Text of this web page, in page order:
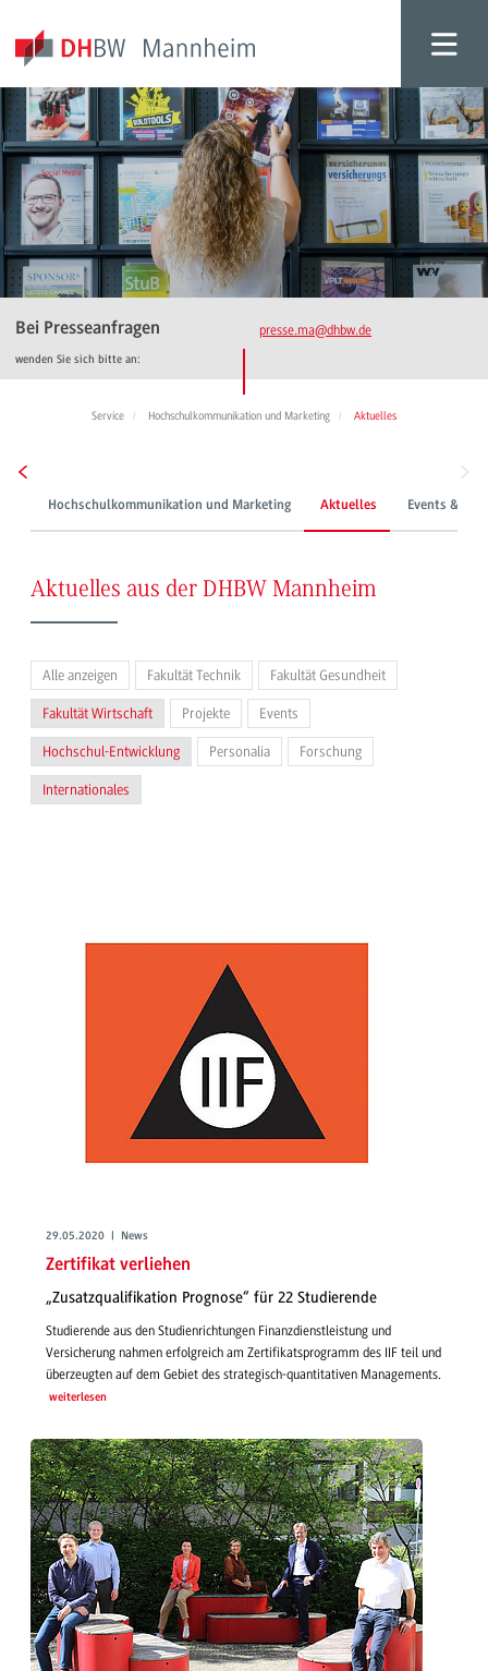
Bei Presseanfragen
wenden Sie sich bitte an:
presse.ma@dhbw.de
Service Hochschulkommunikation und Marketing Aktuelles
Hochschulkommunikation und Marketing Aktuelles Events &
Aktuelles aus der DHBW Mannheim
Alle anzeigen Fakultät Technik Fakultät Gesundheit
Fakultät Wirtschaft Projekte Events
Hochschul-Entwicklung Personalia Forschung
Internationales
29.05.2020 | News
Zertifikat verliehen
„Zusatzqualifikation Prognose“ für 22 Studierende
Studierende aus den Studienrichtungen Finanzdienstleistung und
Versicherung nahmen erfolgreich am Zertifikatsprogramm des IIF teil und
überzeugten auf dem Gebiet des strategisch-quantitativen Managements.
weiterlesen